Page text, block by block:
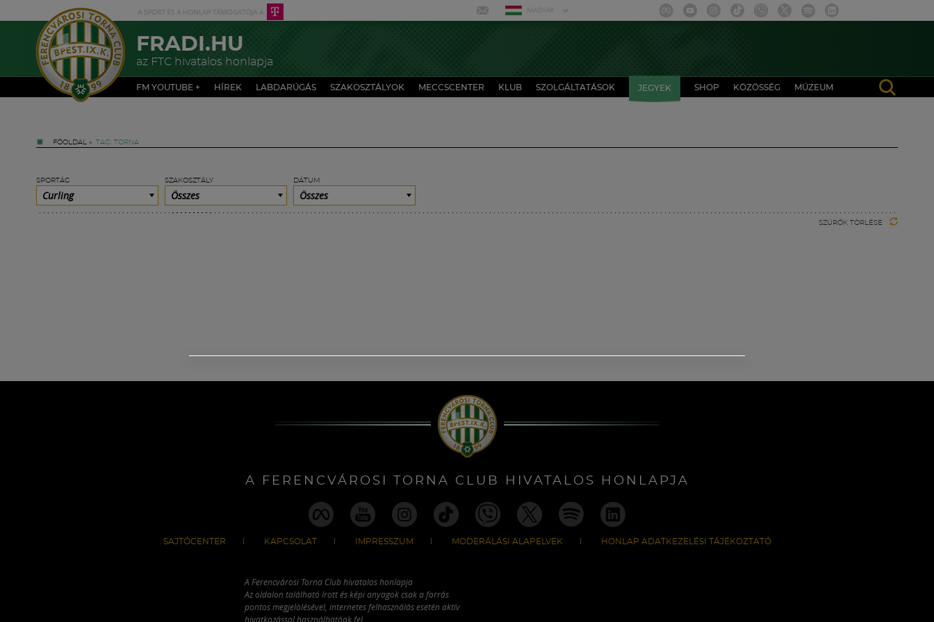
MAGYAR
FRADI.HU
az FTC hivatalos honlapja
FM YOUTUBE + HÍREK LABDARÚGÁS SZAKOSZTÁLYOK MECCSCENTER KLUB SZOLGÁLTATÁSOK JEGYEK SHOP KÖZÖSSÉG MÚZEUM
FŐOLDAL » TAG: TORNA
SPORTÁG
Curling
SZAKOSZTÁLY
Összes
DÁTUM
Összes
SZŰRŐK TÖRLÉSE
A FERENCVÁROSI TORNA CLUB HIVATALOS HONLAPJA
SAJTÓCENTER KAPCSOLAT IMPRESSZUM MODERÁLÁSI ALAPELVEK HONLAP ADATKEZELÉSI TÁJÉKOZTATÓ
A Ferencvárosi Torna Club hivatalos honlapja
Az oldalon található írott és képi anyagok csak a forrás
pontos megjelölésével, internetes felhasználás esetén aktív
hivatkozással használhatóak fel.